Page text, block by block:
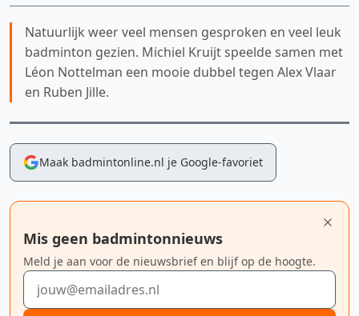
Natuurlijk weer veel mensen gesproken en veel leuk
badminton gezien. Michiel Kruijt speelde samen met
Léon Nottelman een mooie dubbel tegen Alex Vlaar
en Ruben Jille.
Maak badmintonline.nl je Google-favoriet
Mis geen badmintonnieuws
Meld je aan voor de nieuwsbrief en blijf op de hoogte.
E-mailadres